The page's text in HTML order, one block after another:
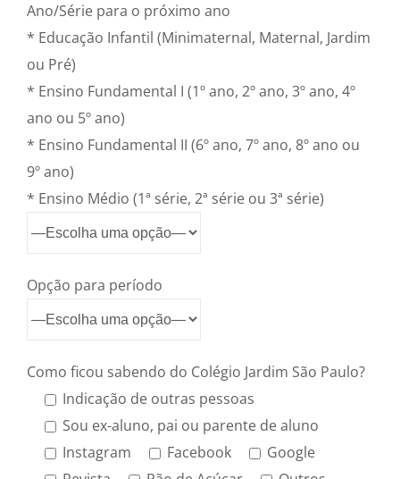
Ano/Série para o próximo ano
* Educação Infantil (Minimaternal, Maternal, Jardim
ou Pré)
* Ensino Fundamental I (1º ano, 2º ano, 3º ano, 4º
ano ou 5º ano)
* Ensino Fundamental II (6º ano, 7º ano, 8º ano ou
9º ano)
* Ensino Médio (1ª série, 2ª série ou 3ª série)
Opção para período
Como ficou sabendo do Colégio Jardim São Paulo?
Indicação de outras pessoas
Sou ex-aluno, pai ou parente de aluno
Instagram
Facebook
Google